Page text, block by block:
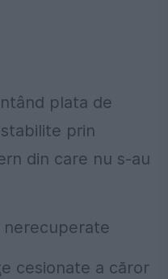
plata de
prin
din care nu s-au
nerecuperate
cesionate a căror